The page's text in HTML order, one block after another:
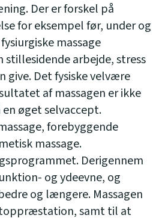
Der er forskel på
for eksempel før, under og
massage
stillesidende arbejde, stress
give. Det fysiske velvære
af massagen er ikke
øget selvaccept.
forebyggende
massage.
Derigennem
og ydeevne, og
og længere. Massagen
samt til at